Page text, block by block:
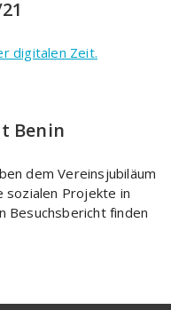
digitalen Zeit.
Benin
dem Vereinsjubiläum
sozialen Projekte in
Besuchsbericht finden